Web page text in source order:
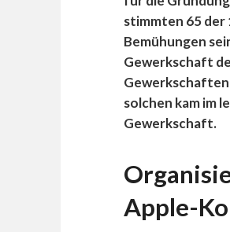
stimmten 65 der
Bemühungen
Gewerkschaft
solchen kam im
Gewerkschaft.
Apple-